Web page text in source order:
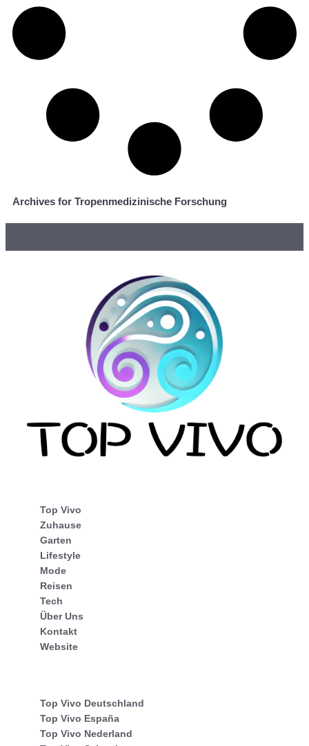
Archives for Tropenmedizinische Forschung
Top Vivo
Zuhause
Garten
Lifestyle
Mode
Reisen
Tech
Über Uns
Kontakt
Website
Top Vivo Deutschland
Top Vivo España
Top Vivo Nederland